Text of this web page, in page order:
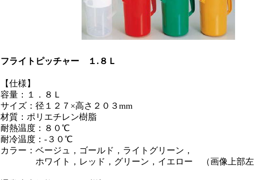
フライトピッチャー １.８Ｌ
【仕様】
容量：１．８Ｌ
サイズ：径１２７×高さ２０３mm
材質：ポリエチレン樹脂
耐熱温度：８０℃
耐冷温度：-３０℃
カラー：ベージュ，ゴールド，ライトグリーン，
ホワイト，レッド，グリーン，イエロー （画像上部左